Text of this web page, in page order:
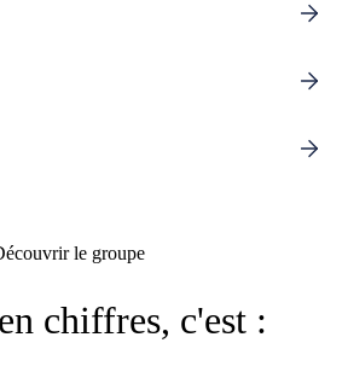
le groupe
chiffres, c'est :